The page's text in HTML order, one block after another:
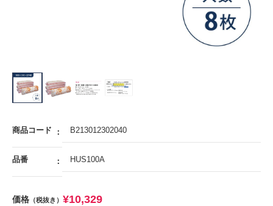
商品コード B213012302040
品番 HUS100A
価格 （税抜き） ¥10,329